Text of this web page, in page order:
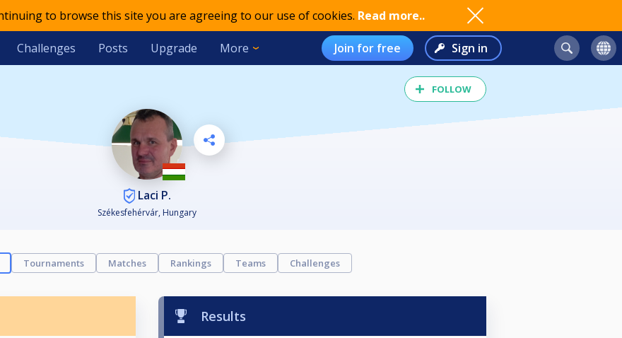
to browse this site you are agreeing to our use of cookies. Read more..
Challenges Posts Upgrade More Join for free Sign in
FOLLOW
Laci P.
Székesfehérvár, Hungary
Tournaments Matches Rankings Teams Challenges
Results